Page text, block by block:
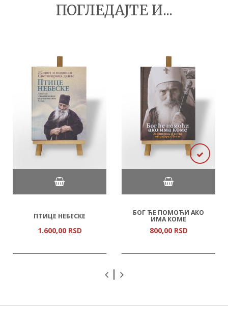
ПОГЛЕДАЈТЕ И...
ПТИЦЕ НЕБЕСКЕ
1.600,00 RSD
БОГ ЋЕ ПОМОЋИ АКО
ИМА КОМЕ
800,00 RSD